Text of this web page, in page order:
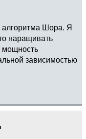
алгоритма Шора. Я
наращивать
мощность
зависимостью